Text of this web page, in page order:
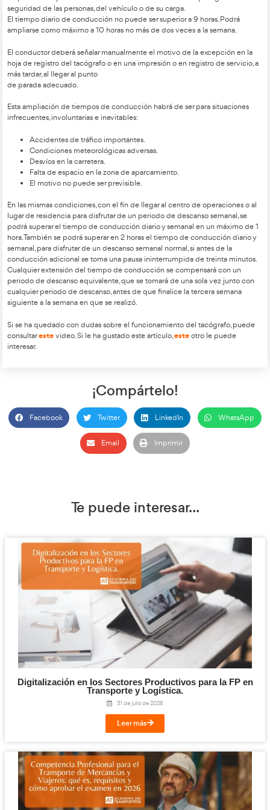
Cabe destacar que la reducción del descanso semanal se
un descanso equivalente, tomado en una sola vez antes de
semana siguiente a la semana de que se trate.
También se considera descanso:
Cualquier tiempo utilizado en viajar a un lugar para
encuentre en el domicilio del conductor ni en
el centro de operaciones del empleador, siempre y
conductor se encuentre en un ferry o tren y tenga
para dormir, cama o litera.
Cuando el conductor acompañe a un vehículo en un
tren, en las mismas condiciones que en el párrafo
Conductores
El conductor que se dedique al transporte internacional de
podrá tomar dos periodos de descanso semanal reducidos
fuera del Estado miembro de
establecimiento, siempre que en cada cuatro semanas
como mínimo cuatro períodos de descanso semanal, de los
semanal reducidos consecutivos con arreglo al párrafo
descanso semanal siguiente irá precedido de un período de
Tiempos de conducción
Tras un período de conducción de cuatro horas y media, el
una pausa ininterrumpida de al menos 45 minutos, a menos
Excepcionalmente:
ampliar el tiempo de conducción en la medida necesaria
seguridad de las personas, del vehículo o de su carga.
El tiempo diario de conducción no puede ser superior a 9
ampliarse como máximo a 10 horas no más de dos veces a
El conductor deberá señalar manualmente el motivo de la
hoja de registro del tacógrafo o en una impresión o en
más tardar, al llegar al punto
de parada adecuado.
Esta ampliación de tiempos de conducción habrá de ser
infrecuentes, involuntarias e inevitables:
Accidentes de tráfico importantes.
Desvíos en la carretera.
Falta de espacio en la zona de aparcamiento.
El motivo no puede ser previsible.